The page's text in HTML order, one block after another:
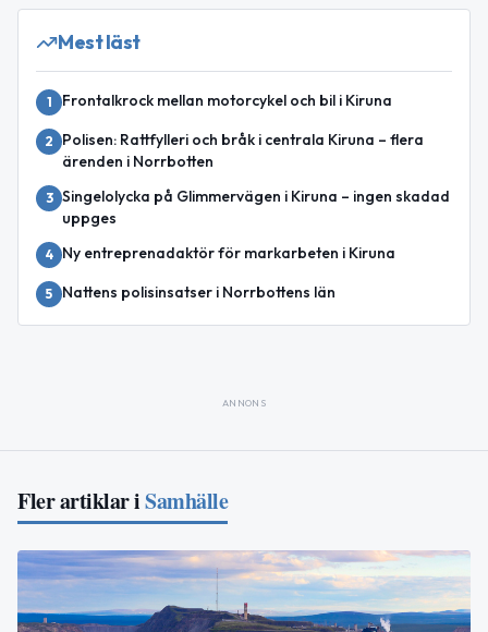
Mest läst
1 Frontalkrock mellan motorcykel och bil i Kiruna
2
Polisen: Rattfylleri och bråk i centrala Kiruna – flera
ärenden i Norrbotten
3 Singelolycka på Glimmervägen i Kiruna – ingen skadad
uppges
4 Ny entreprenadaktör för markarbeten i Kiruna
5 Nattens polisinsatser i Norrbottens län
ANNONS
Fler artiklar iSamhälle